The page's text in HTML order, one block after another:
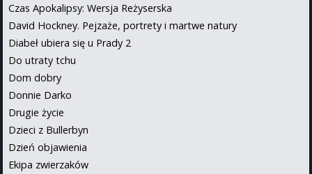
Czas Apokalipsy: Wersja Reżyserska
David Hockney. Pejzaże, portrety i martwe natury
Diabeł ubiera się u Prady 2
Do utraty tchu
Dom dobry
Donnie Darko
Drugie życie
Dzieci z Bullerbyn
Dzień objawienia
Ekipa zwierzaków